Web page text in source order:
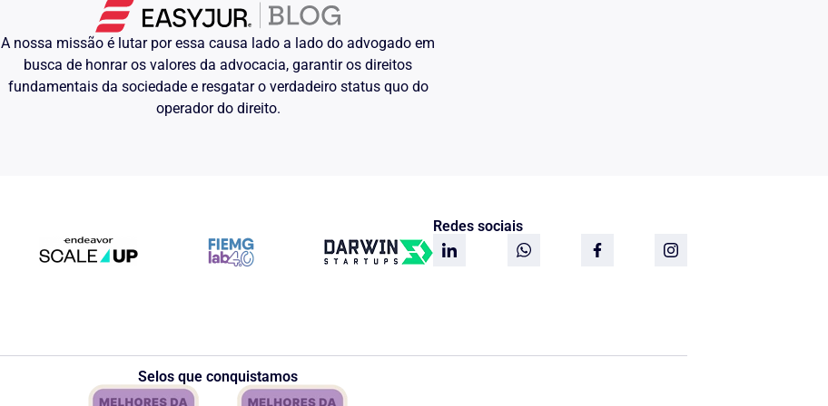
A nossa missão é lutar por essa causa lado a lado do advogado em
busca de honrar os valores da advocacia, garantir os direitos
fundamentais da sociedade e resgatar o verdadeiro status quo do
operador do direito.
Redes sociais
Selos que conquistamos